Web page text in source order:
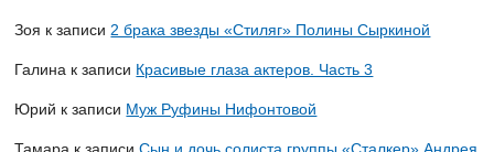
Зоя к записи 2 брака звезды «Стиляг» Полины Сыркиной
Галина к записи Красивые глаза актеров. Часть 3
Юрий к записи Муж Руфины Нифонтовой